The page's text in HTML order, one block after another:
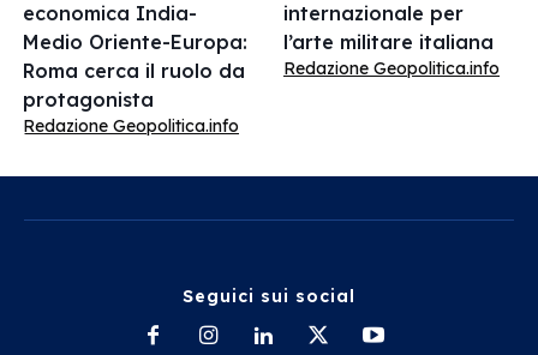
economica India-
Medio Oriente-Europa:
Roma cerca il ruolo da
protagonista
Redazione Geopolitica.info
internazionale per
l’arte militare italiana
Redazione Geopolitica.info
Seguici sui social